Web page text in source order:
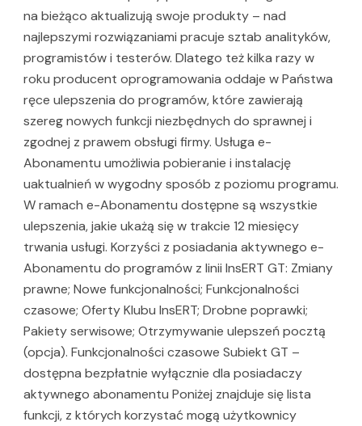
na bieżąco aktualizują swoje produkty – nad
najlepszymi rozwiązaniami pracuje sztab analityków,
programistów i testerów. Dlatego też kilka razy w
roku producent oprogramowania oddaje w Państwa
ręce ulepszenia do programów, które zawierają
szereg nowych funkcji niezbędnych do sprawnej i
zgodnej z prawem obsługi firmy. Usługa e-
Abonamentu umożliwia pobieranie i instalację
uaktualnień w wygodny sposób z poziomu programu.
W ramach e-Abonamentu dostępne są wszystkie
ulepszenia, jakie ukażą się w trakcie 12 miesięcy
trwania usługi. Korzyści z posiadania aktywnego e-
Abonamentu do programów z linii InsERT GT: Zmiany
prawne; Nowe funkcjonalności; Funkcjonalności
czasowe; Oferty Klubu InsERT; Drobne poprawki;
Pakiety serwisowe; Otrzymywanie ulepszeń pocztą
(opcja). Funkcjonalności czasowe Subiekt GT –
dostępna bezpłatnie wyłącznie dla posiadaczy
aktywnego abonamentu Poniżej znajduje się lista
funkcji, z których korzystać mogą użytkownicy